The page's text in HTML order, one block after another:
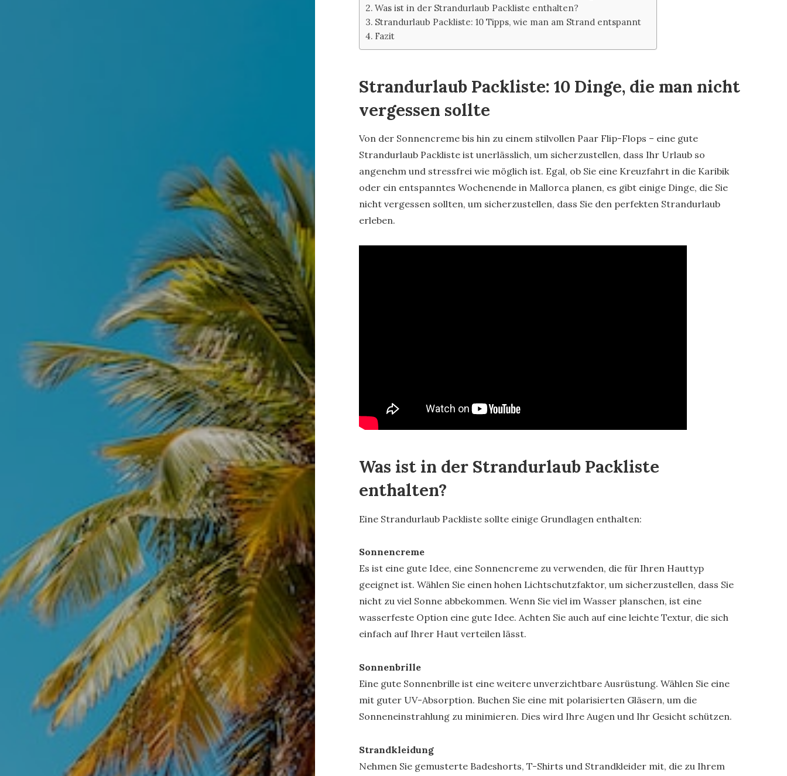
Was ist in der Strandurlaub Packliste enthalten?
Strandurlaub Packliste: 10 Tipps, wie man am Strand entspannt
Fazit
Strandurlaub Packliste: 10 Dinge, die man nicht
vergessen sollte
Von der Sonnencreme bis hin zu einem stilvollen Paar Flip-Flops – eine gute
Strandurlaub Packliste ist unerlässlich, um sicherzustellen, dass Ihr Urlaub so
angenehm und stressfrei wie möglich ist. Egal, ob Sie eine Kreuzfahrt in die Karibik
oder ein entspanntes Wochenende in Mallorca planen, es gibt einige Dinge, die Sie
nicht vergessen sollten, um sicherzustellen, dass Sie den perfekten Strandurlaub
erleben.
Was ist in der Strandurlaub Packliste
enthalten?
Eine Strandurlaub Packliste sollte einige Grundlagen enthalten:
Sonnencreme
Es ist eine gute Idee, eine Sonnencreme zu verwenden, die für Ihren Hauttyp
geeignet ist. Wählen Sie einen hohen Lichtschutzfaktor, um sicherzustellen, dass Sie
nicht zu viel Sonne abbekommen. Wenn Sie viel im Wasser planschen, ist eine
wasserfeste Option eine gute Idee. Achten Sie auch auf eine leichte Textur, die sich
einfach auf Ihrer Haut verteilen lässt.
Sonnenbrille
Eine gute Sonnenbrille ist eine weitere unverzichtbare Ausrüstung. Wählen Sie eine
mit guter UV-Absorption. Buchen Sie eine mit polarisierten Gläsern, um die
Sonneneinstrahlung zu minimieren. Dies wird Ihre Augen und Ihr Gesicht schützen.
Strandkleidung
Nehmen Sie gemusterte Badeshorts, T-Shirts und Strandkleider mit, die zu Ihrem